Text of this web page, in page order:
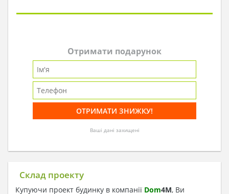
Отримати подарунок
Ваші дані захищені
Склад проекту
Купуючи проект будинку в компанії Dom4M, Ви